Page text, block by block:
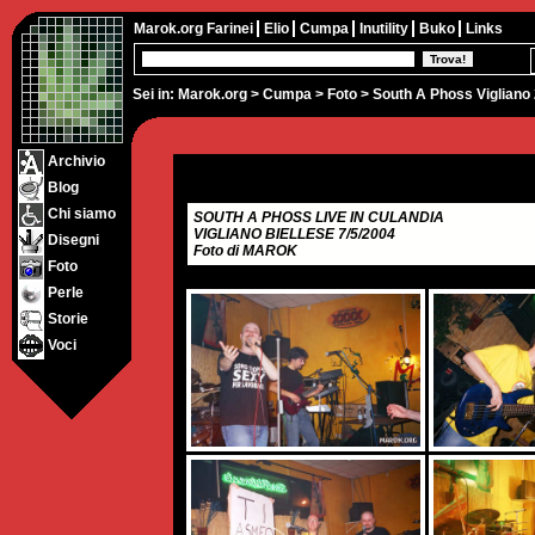
Sei in: Marok.org > Cumpa > Foto > South A Phoss Vigliano
Marok.org Farinei Elio Cumpa Inutility Buko Links
Archivio
Blog
Chi siamo
Disegni
Foto
Perle
Storie
Voci
SOUTH A PHOSS LIVE IN CULANDIA
VIGLIANO BIELLESE 7/5/2004
Foto di MAROK